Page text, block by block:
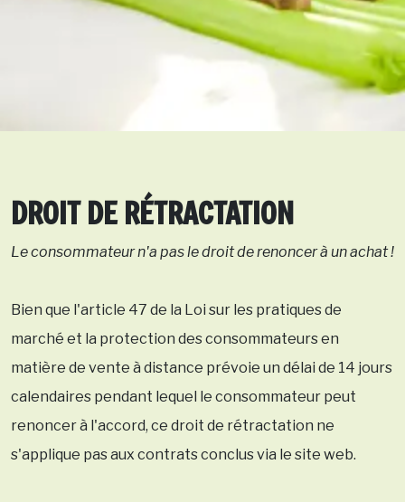
DROIT DE RÉTRACTATION
Le consommateur n'a pas le droit de renoncer à un achat !
Bien que l'article 47 de la Loi sur les pratiques de
marché et la protection des consommateurs en
matière de vente à distance prévoie un délai de 14 jours
calendaires pendant lequel le consommateur peut
renoncer à l'accord, ce droit de rétractation ne
s'applique pas aux contrats conclus via le site web.